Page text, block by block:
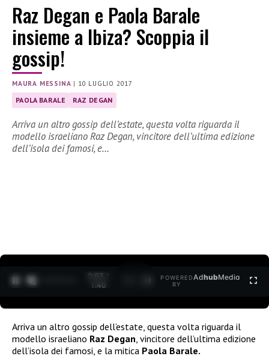
Raz Degan e Paola Barale
insieme a Ibiza? Scoppia il
gossip!
MAURA MESSINA | 10 LUGLIO 2017
PAOLA BARALE RAZ DEGAN
Arriva un altro gossip dell’estate, questa volta riguarda il
modello israeliano Raz Degan, vincitore dell’ultima edizione
dell’isola dei famosi, e…
0:04 /
1:40
POWERED
BY
AdhubMedia
Arriva un altro gossip dell’estate, questa volta riguarda il
modello israeliano Raz Degan , vincitore dell’ultima edizione
dell’isola dei famosi, e la mitica Paola Barale.